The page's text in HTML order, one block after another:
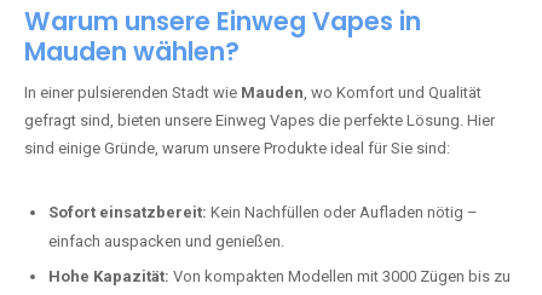
Warum unsere Einweg Vapes in
Mauden wählen?
In einer pulsierenden Stadt wie Mauden, wo Komfort und Qualität
gefragt sind, bieten unsere Einweg Vapes die perfekte Lösung. Hier
sind einige Gründe, warum unsere Produkte ideal für Sie sind:
Sofort einsatzbereit: Kein Nachfüllen oder Aufladen nötig –
einfach auspacken und genießen.
Hohe Kapazität: Von kompakten Modellen mit 3000 Zügen bis zu